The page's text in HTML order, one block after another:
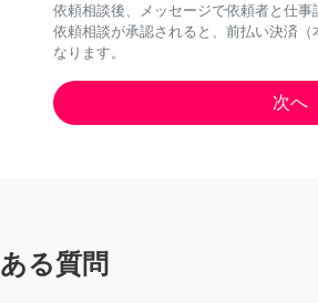
依頼相談後、メッセージで依頼者と仕事
依頼相談が承認されると、前払い決済
なります。
る質問